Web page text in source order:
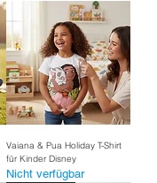
Vaiana & Pua Holiday T-Shirt
für Kinder Disney
Nicht verfügbar